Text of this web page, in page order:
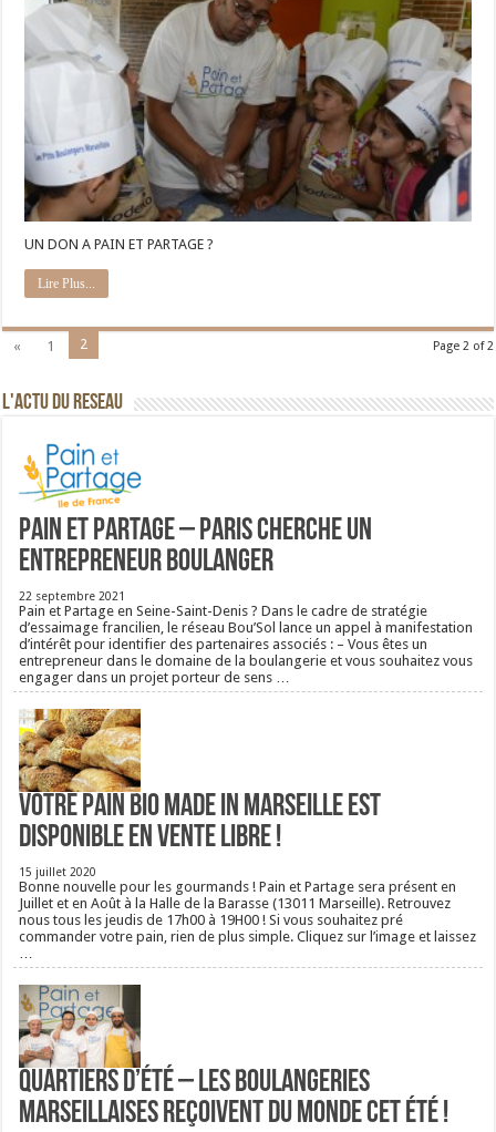
UN DON A PAIN ET PARTAGE ?
Lire Plus...
Page 2 of 2
« 1 2
L'ACTU DU RESEAU
Pain et Partage – Paris cherche un
entrepreneur boulanger
22 septembre 2021
Pain et Partage en Seine-Saint-Denis ? Dans le cadre de stratégie
d’essaimage francilien, le réseau Bou’Sol lance un appel à manifestation
d’intérêt pour identifier des partenaires associés : – Vous êtes un
entrepreneur dans le domaine de la boulangerie et vous souhaitez vous
engager dans un projet porteur de sens …
Votre pain bio Made in Marseille est
disponible en vente libre !
15 juillet 2020
Bonne nouvelle pour les gourmands ! Pain et Partage sera présent en
Juillet et en Août à la Halle de la Barasse (13011 Marseille). Retrouvez
nous tous les jeudis de 17h00 à 19H00 ! Si vous souhaitez pré
commander votre pain, rien de plus simple. Cliquez sur l’image et laissez
…
Quartiers d’été – Les boulangeries
Marseillaises reçoivent du monde cet été !